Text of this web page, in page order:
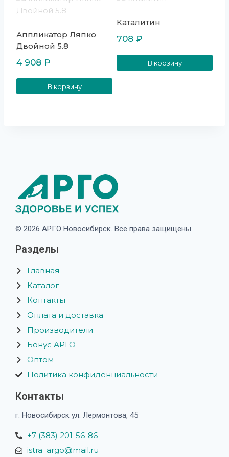
Аппликатор Ляпко
Двойной 5.8
4 908 ₽
В корзину
Каталитин
708 ₽
В корзину
© 2026 АРГО Новосибирск. Все права защищены.
Разделы
Главная
Каталог
Контакты
Оплата и доставка
Производители
Бонус АРГО
Оптом
Политика конфиденциальности
Контакты
г. Новосибирск ул. Лермонтова, 45
+7 (383) 201-56-86
istra_argo@mail.ru